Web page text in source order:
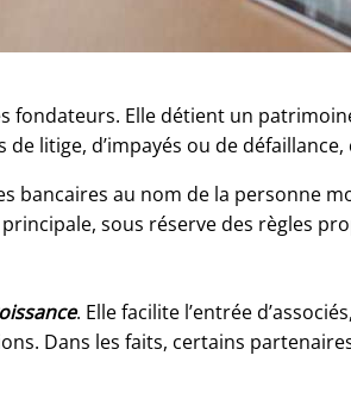
fondateurs. Elle détient un
litige, d’impayés ou de
bancaires au nom de la personne
sous réserve des règles
. Elle facilite l’entrée
Dans les faits, certains